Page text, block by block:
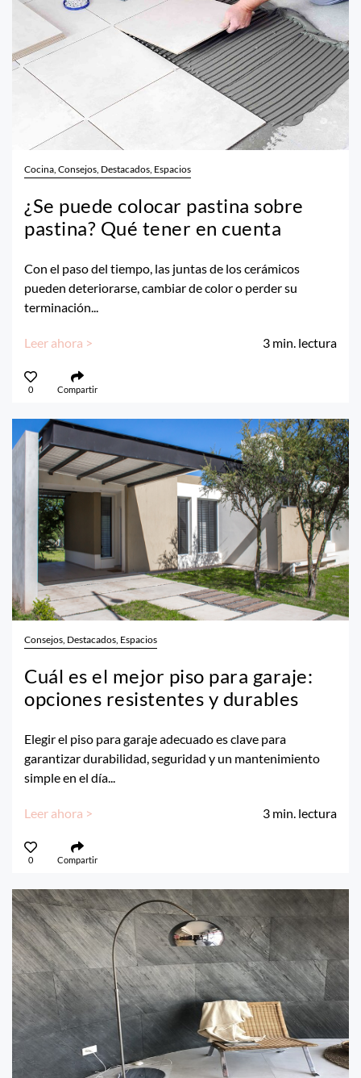
Cocina, Consejos, Destacados, Espacios
¿Se puede colocar pastina sobre
pastina? Qué tener en cuenta
Con el paso del tiempo, las juntas de los cerámicos
pueden deteriorarse, cambiar de color o perder su
terminación...
Leer ahora > 3 min. lectura
0 Compartir
Consejos, Destacados, Espacios
Cuál es el mejor piso para garaje:
opciones resistentes y durables
Elegir el piso para garaje adecuado es clave para
garantizar durabilidad, seguridad y un mantenimiento
simple en el día...
Leer ahora > 3 min. lectura
0 Compartir